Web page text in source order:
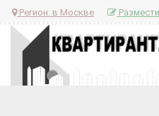
Регион: в Москве